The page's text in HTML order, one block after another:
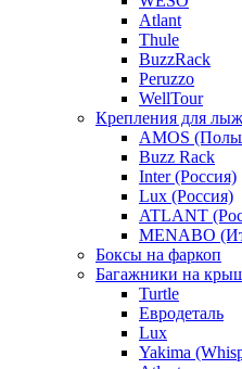
Atlant
Thule
BuzzRack
Peruzzo
WellTour
Крепления для
AMOS
Buzz Rack
Inter (Россия)
Lux (Россия)
ATLANT
MENABO
Боксы на фаркоп
Багажники на
Turtle
Евродеталь
Lux
Yakima